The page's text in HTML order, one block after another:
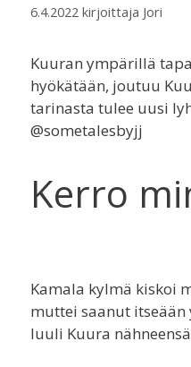
6.4.2022 kirjoittaja Jori
Kuuran ympärillä
hyökätään, joutuu
tarinasta tulee uusi
@sometalesbyjj
Kerro
Kamala kylmä kiskoi
muttei saanut itseään
luuli Kuura